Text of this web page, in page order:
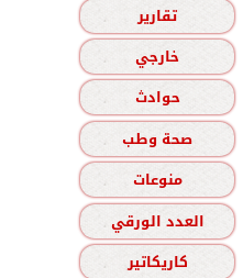
تقارير
خارجي
حوادث
صحة وطب
منوعات
العدد الورقي
كاريكاتير